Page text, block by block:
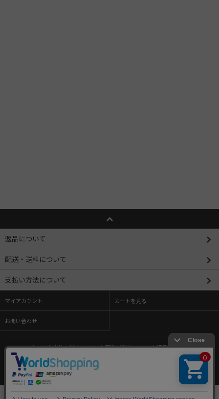
返品について
配送・送料について
支払い方法について
マイアカウント カートを見る
お問い合わせ
ホーム / 支払い方法について / 配送・送料について / 返品について /
特定商取引法に基づく表記
メルマガ登録・解除 /
ショップブログ